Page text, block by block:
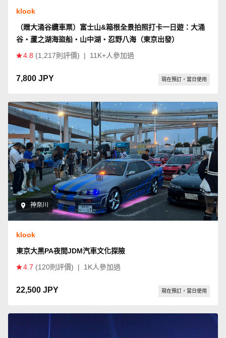
klook
（贈大涌谷纜車票）富士山&箱根全景拍照打卡一日遊：大涌
谷・蘆之湖海盜船・山中湖・忍野八海（東京出發）
4.8 (1,217則評價) | 11K+人參加過
7,800 JPY 現在預訂，當日使用
神奈川
klook
東京大黑PA夜間JDM汽車文化探險
4.7 (120則評價) | 1K人參加過
22,500 JPY 現在預訂，當日使用